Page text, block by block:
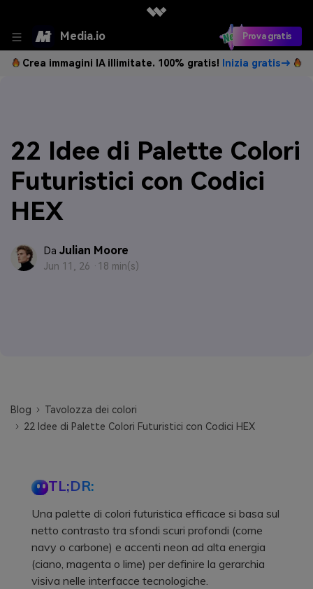
Media.io Prova gratis
Crea immagini IA illimitate. 100% gratis! Inizia gratis→
22 Idee di Palette Colori
Futuristici con Codici
HEX
Da Julian Moore
Jun 11, 26 · 18 min(s)
Blog
Tavolozza dei colori
22 Idee di Palette Colori Futuristici con Codici HEX
TL;DR:
Una palette di colori futuristica efficace si basa sul
netto contrasto tra sfondi scuri profondi (come
navy o carbone) e accenti neon ad alta energia
(ciano, magenta o lime) per definire la gerarchia
visiva nelle interfacce tecnologiche.